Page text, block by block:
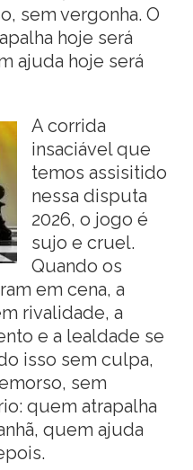
sem vergonha. O
hoje será
ajuda hoje será
A corrida
insaciável que
temos assisitido
nessa disputa
2026, o jogo é
sujo e cruel.
Quando os
em cena, a
rivalidade, a
e a lealdade se
isso sem culpa,
sem
quem atrapalha
quem ajuda